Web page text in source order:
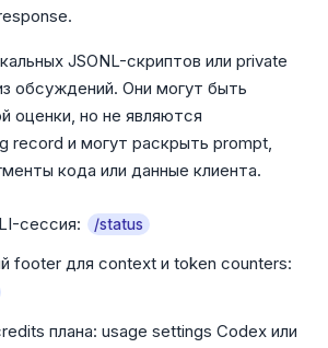
JSONL-скриптов или private
обсуждений. Они могут быть
оценки, но не являются
record и могут раскрыть prompt,
кода или данные клиента.
сессия: /status
footer для context и token counters:
плана: usage settings Codex или